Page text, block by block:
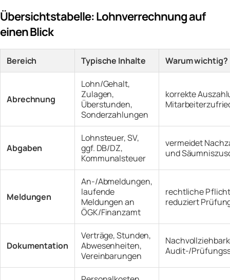
Übersichtstabelle: Lohnverrechnung auf
einen Blick
Bereich Typische Inhalte Warum wichtig?
Abrechnung
Lohn/Gehalt,
Zulagen,
Überstunden,
Sonderzahlungen
korrekte
Abgaben
Lohnsteuer, SV,
ggf. DB/DZ,
Kommunalsteuer
vermeidet
und
Meldungen
An-/Abmeldungen,
laufende
Meldungen an
ÖGK/Finanzamt
rechtliche
reduziert
Dokumentation
Verträge, Stunden,
Abwesenheiten,
Vereinbarungen
Audit-/